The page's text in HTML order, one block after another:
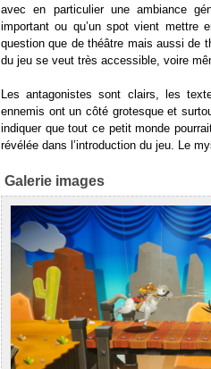
avec en particulier une ambiance
important ou qu’un spot vient mettre
question que de théâtre mais aussi de
du jeu se veut très accessible, voire
Les antagonistes sont clairs, les
ennemis ont un côté grotesque et
indiquer que tout ce petit monde
révélée dans l’introduction du jeu. Le
Galerie images